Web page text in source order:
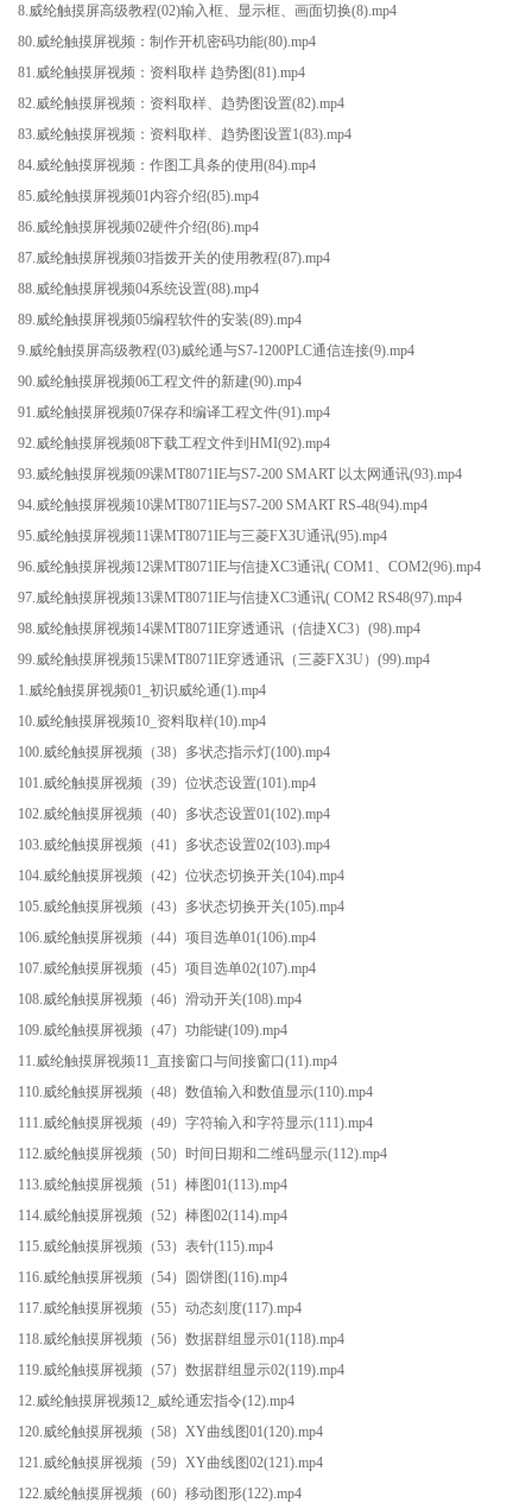
8.威纶触摸屏高级教程(02)输入框、显示框、画面切换(8).mp4
80.威纶触摸屏视频：制作开机密码功能(80).mp4
81.威纶触摸屏视频：资料取样 趋势图(81).mp4
82.威纶触摸屏视频：资料取样、趋势图设置(82).mp4
83.威纶触摸屏视频：资料取样、趋势图设置1(83).mp4
84.威纶触摸屏视频：作图工具条的使用(84).mp4
85.威纶触摸屏视频01内容介绍(85).mp4
86.威纶触摸屏视频02硬件介绍(86).mp4
87.威纶触摸屏视频03指拨开关的使用教程(87).mp4
88.威纶触摸屏视频04系统设置(88).mp4
89.威纶触摸屏视频05编程软件的安装(89).mp4
9.威纶触摸屏高级教程(03)威纶通与S7-1200PLC通信连接(9).mp4
90.威纶触摸屏视频06工程文件的新建(90).mp4
91.威纶触摸屏视频07保存和编译工程文件(91).mp4
92.威纶触摸屏视频08下载工程文件到HMI(92).mp4
93.威纶触摸屏视频09课MT8071IE与S7-200 SMART 以太网通讯(93).mp4
94.威纶触摸屏视频10课MT8071IE与S7-200 SMART RS-48(94).mp4
95.威纶触摸屏视频11课MT8071IE与三菱FX3U通讯(95).mp4
96.威纶触摸屏视频12课MT8071IE与信捷XC3通讯( COM1、COM2(96).mp4
97.威纶触摸屏视频13课MT8071IE与信捷XC3通讯( COM2 RS48(97).mp4
98.威纶触摸屏视频14课MT8071IE穿透通讯（信捷XC3）(98).mp4
99.威纶触摸屏视频15课MT8071IE穿透通讯（三菱FX3U）(99).mp4
1.威纶触摸屏视频01_初识威纶通(1).mp4
10.威纶触摸屏视频10_资料取样(10).mp4
100.威纶触摸屏视频（38）多状态指示灯(100).mp4
101.威纶触摸屏视频（39）位状态设置(101).mp4
102.威纶触摸屏视频（40）多状态设置01(102).mp4
103.威纶触摸屏视频（41）多状态设置02(103).mp4
104.威纶触摸屏视频（42）位状态切换开关(104).mp4
105.威纶触摸屏视频（43）多状态切换开关(105).mp4
106.威纶触摸屏视频（44）项目选单01(106).mp4
107.威纶触摸屏视频（45）项目选单02(107).mp4
108.威纶触摸屏视频（46）滑动开关(108).mp4
109.威纶触摸屏视频（47）功能键(109).mp4
11.威纶触摸屏视频11_直接窗口与间接窗口(11).mp4
110.威纶触摸屏视频（48）数值输入和数值显示(110).mp4
111.威纶触摸屏视频（49）字符输入和字符显示(111).mp4
112.威纶触摸屏视频（50）时间日期和二维码显示(112).mp4
113.威纶触摸屏视频（51）棒图01(113).mp4
114.威纶触摸屏视频（52）棒图02(114).mp4
115.威纶触摸屏视频（53）表针(115).mp4
116.威纶触摸屏视频（54）圆饼图(116).mp4
117.威纶触摸屏视频（55）动态刻度(117).mp4
118.威纶触摸屏视频（56）数据群组显示01(118).mp4
119.威纶触摸屏视频（57）数据群组显示02(119).mp4
12.威纶触摸屏视频12_威纶通宏指令(12).mp4
120.威纶触摸屏视频（58）XY曲线图01(120).mp4
121.威纶触摸屏视频（59）XY曲线图02(121).mp4
122.威纶触摸屏视频（60）移动图形(122).mp4